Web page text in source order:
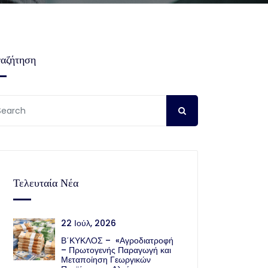
Τελευταία Νέα
22 Ιούλ, 2026
Β΄ΚΥΚΛΟΣ – «Αγροδιατροφή
– Πρωτογενής Παραγωγή και
Μεταποίηση Γεωργικών